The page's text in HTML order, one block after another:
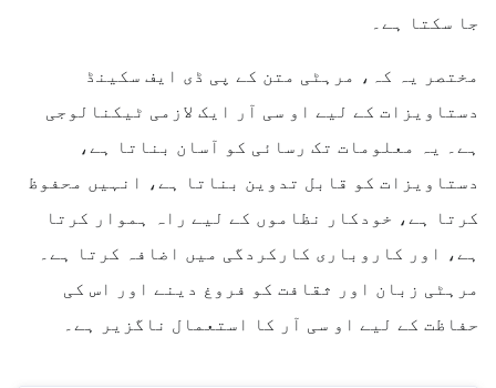
جا سکتا ہے۔
مختصر یہ کہ، مرہٹی متن کے پی ڈی ایف سکینڈ
دستاویزات کے لیے او سی آر ایک لازمی ٹیکنالوجی
ہے۔ یہ معلومات تک رسائی کو آسان بناتا ہے،
دستاویزات کو قابل تدوین بناتا ہے، انہیں محفوظ
کرتا ہے، خودکار نظاموں کے لیے راہ ہموار کرتا
ہے، اور کاروباری کارکردگی میں اضافہ کرتا ہے۔
مرہٹی زبان اور ثقافت کو فروغ دینے اور اس کی
حفاظت کے لیے او سی آر کا استعمال ناگزیر ہے۔